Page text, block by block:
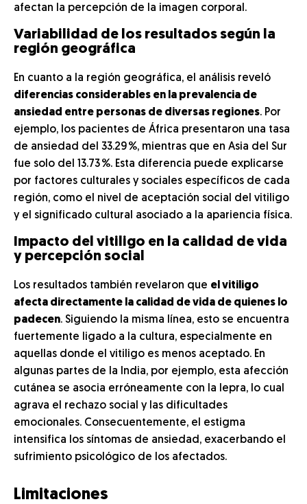
afectan la percepción de la imagen corporal.
Variabilidad de los resultados según la
región geográfica
En cuanto a la región geográfica, el análisis reveló
diferencias considerables en la prevalencia de
ansiedad entre personas de diversas regiones. Por
ejemplo, los pacientes de África presentaron una tasa
de ansiedad del 33.29 %, mientras que en Asia del Sur
fue solo del 13.73 %. Esta diferencia puede explicarse
por factores culturales y sociales específicos de cada
región, como el nivel de aceptación social del vitiligo
y el significado cultural asociado a la apariencia física.
Impacto del vitiligo en la calidad de vida
y percepción social
Los resultados también revelaron que el vitiligo
afecta directamente la calidad de vida de quienes lo
padecen. Siguiendo la misma línea, esto se encuentra
fuertemente ligado a la cultura, especialmente en
aquellas donde el vitiligo es menos aceptado. En
algunas partes de la India, por ejemplo, esta afección
cutánea se asocia erróneamente con la lepra, lo cual
agrava el rechazo social y las dificultades
emocionales. Consecuentemente, el estigma
intensifica los síntomas de ansiedad, exacerbando el
sufrimiento psicológico de los afectados.
Limitaciones